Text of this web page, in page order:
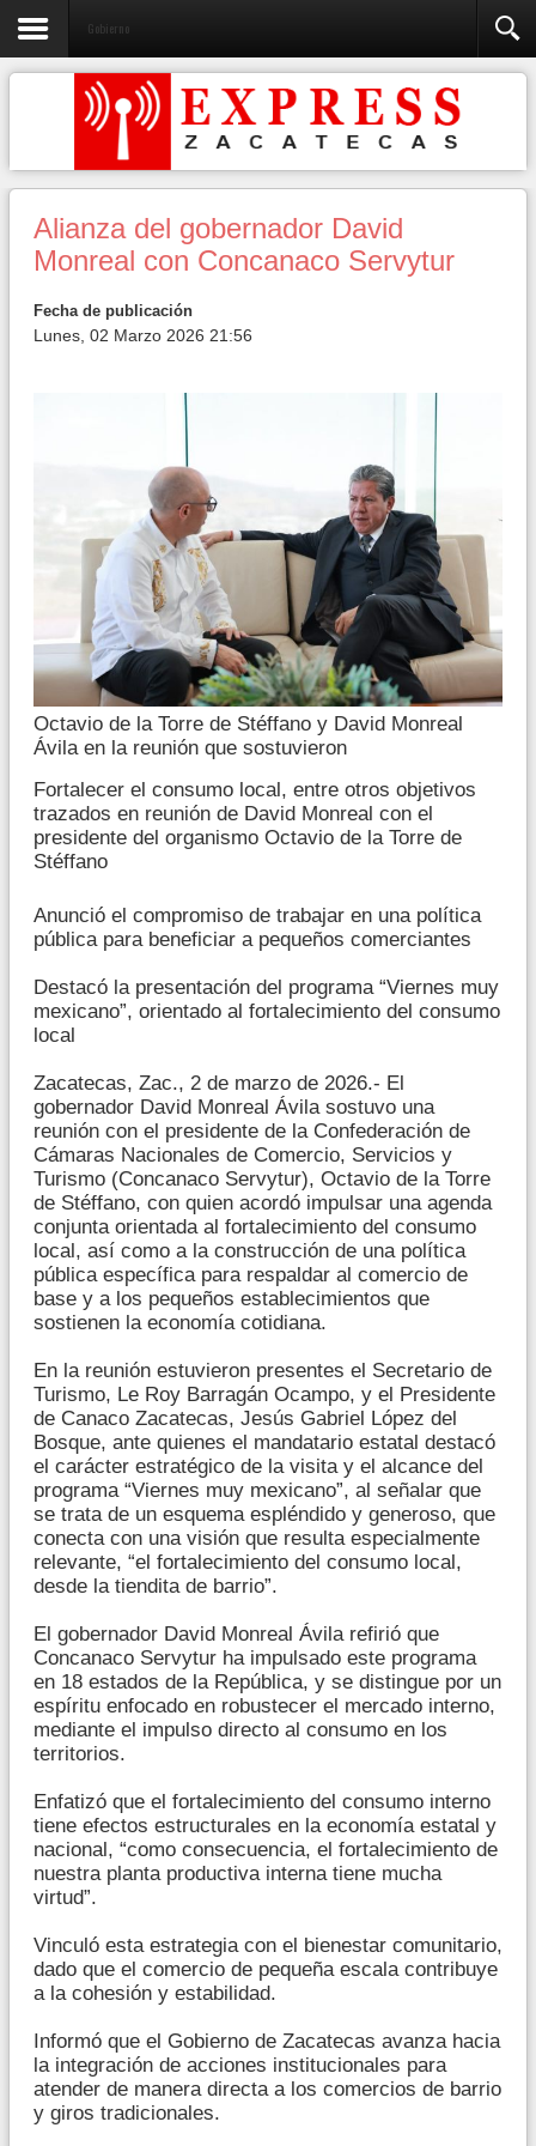
Gobierno
Alianza del gobernador David
Monreal con Concanaco Servytur
Fecha de publicación
Lunes, 02 Marzo 2026 21:56
Octavio de la Torre de Stéffano y David Monreal
Ávila en la reunión que sostuvieron
Fortalecer el consumo local, entre otros objetivos
trazados en reunión de David Monreal con el
presidente del organismo Octavio de la Torre de
Stéffano
Anunció el compromiso de trabajar en una política
pública para beneficiar a pequeños comerciantes
Destacó la presentación del programa “Viernes muy
mexicano”, orientado al fortalecimiento del consumo
local
Zacatecas, Zac., 2 de marzo de 2026.- El
gobernador David Monreal Ávila sostuvo una
reunión con el presidente de la Confederación de
Cámaras Nacionales de Comercio, Servicios y
Turismo (Concanaco Servytur), Octavio de la Torre
de Stéffano, con quien acordó impulsar una agenda
conjunta orientada al fortalecimiento del consumo
local, así como a la construcción de una política
pública específica para respaldar al comercio de
base y a los pequeños establecimientos que
sostienen la economía cotidiana.
En la reunión estuvieron presentes el Secretario de
Turismo, Le Roy Barragán Ocampo, y el Presidente
de Canaco Zacatecas, Jesús Gabriel López del
Bosque, ante quienes el mandatario estatal destacó
el carácter estratégico de la visita y el alcance del
programa “Viernes muy mexicano”, al señalar que
se trata de un esquema espléndido y generoso, que
conecta con una visión que resulta especialmente
relevante, “el fortalecimiento del consumo local,
desde la tiendita de barrio”.
El gobernador David Monreal Ávila refirió que
Concanaco Servytur ha impulsado este programa
en 18 estados de la República, y se distingue por un
espíritu enfocado en robustecer el mercado interno,
mediante el impulso directo al consumo en los
territorios.
Enfatizó que el fortalecimiento del consumo interno
tiene efectos estructurales en la economía estatal y
nacional, “como consecuencia, el fortalecimiento de
nuestra planta productiva interna tiene mucha
virtud”.
Vinculó esta estrategia con el bienestar comunitario,
dado que el comercio de pequeña escala contribuye
a la cohesión y estabilidad.
Informó que el Gobierno de Zacatecas avanza hacia
la integración de acciones institucionales para
atender de manera directa a los comercios de barrio
y giros tradicionales.